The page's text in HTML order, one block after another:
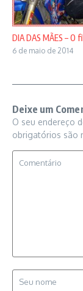
DIA DAS MÃES – O
6 de maio de 2014
Deixe um
O seu endereço
obrigatórios são